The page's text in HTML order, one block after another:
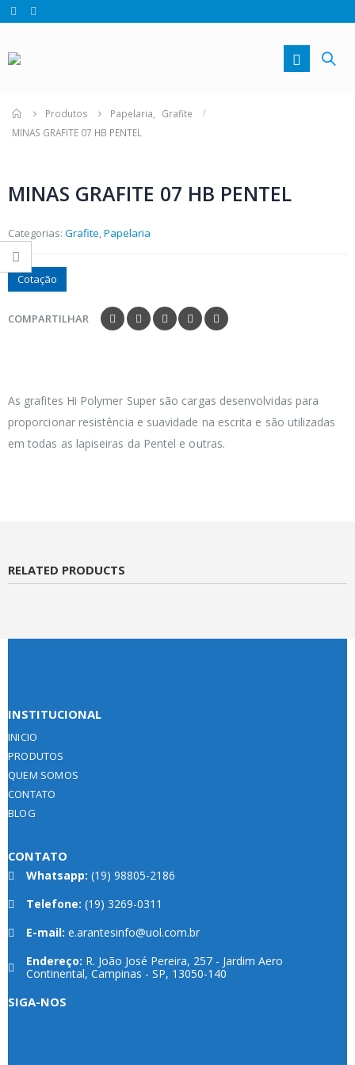
Produtos Papelaria
Grafite
MINAS GRAFITE 07 HB PENTEL
MINAS GRAFITE 07 HB PENTEL
Categorias: Grafite,Papelaria
Cotação
COMPARTILHAR
As grafites Hi Polymer Super são cargas desenvolvidas para
proporcionar resistência e suavidade na escrita e são utilizadas
em todas as lapiseiras da Pentel e outras.
RELATED PRODUCTS
INSTITUCIONAL
INICIO
PRODUTOS
QUEM SOMOS
CONTATO
BLOG
CONTATO
Whatsapp: (19) 98805-2186
Telefone: (19) 3269-0311
E-mail: e.arantesinfo@uol.com.br
Endereço: R. João José Pereira, 257 - Jardim Aero
Continental, Campinas - SP, 13050-140
SIGA-NOS